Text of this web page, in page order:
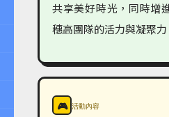
共享美好時光，同時增
穗高團隊的活力與凝聚力
🎮 活動內容